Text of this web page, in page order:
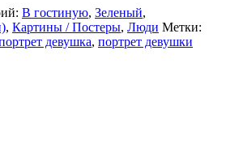
В гостиную, Зеленый,
, Картины / Постеры, Люди Метки:
девушка, портрет девушки